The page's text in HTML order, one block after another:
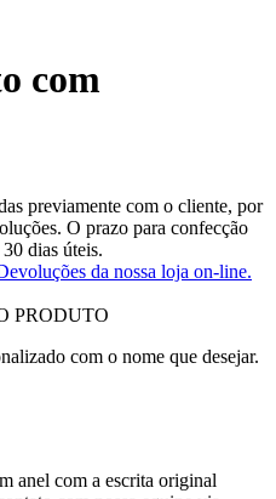
com
previamente com o cliente, por
O prazo para confecção
dias úteis.
da nossa loja on-line.
PRODUTO
com o nome que desejar.
anel com a escrita original